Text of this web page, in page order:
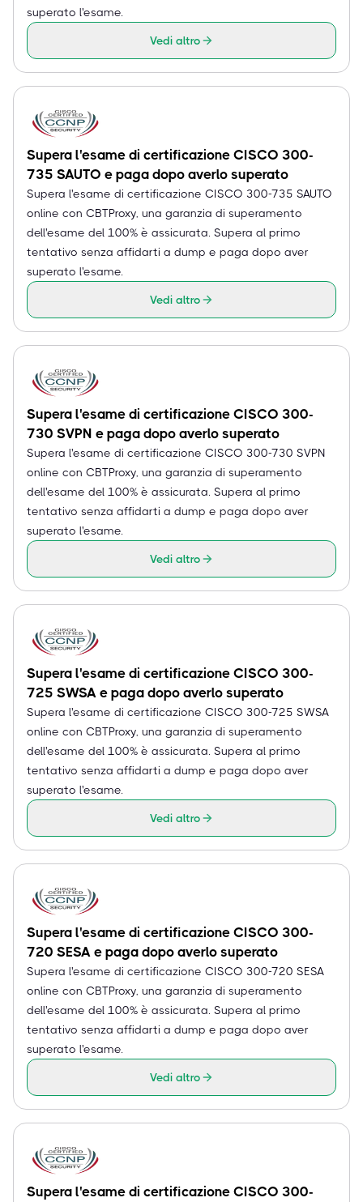
superato l'esame.
Vedi altro
Supera l'esame di certificazione CISCO 300-
735 SAUTO e paga dopo averlo superato
Supera l'esame di certificazione CISCO 300-735 SAUTO
online con CBTProxy, una garanzia di superamento
dell'esame del 100% è assicurata. Supera al primo
tentativo senza affidarti a dump e paga dopo aver
superato l'esame.
Vedi altro
Supera l'esame di certificazione CISCO 300-
730 SVPN e paga dopo averlo superato
Supera l'esame di certificazione CISCO 300-730 SVPN
online con CBTProxy, una garanzia di superamento
dell'esame del 100% è assicurata. Supera al primo
tentativo senza affidarti a dump e paga dopo aver
superato l'esame.
Vedi altro
Supera l'esame di certificazione CISCO 300-
725 SWSA e paga dopo averlo superato
Supera l'esame di certificazione CISCO 300-725 SWSA
online con CBTProxy, una garanzia di superamento
dell'esame del 100% è assicurata. Supera al primo
tentativo senza affidarti a dump e paga dopo aver
superato l'esame.
Vedi altro
Supera l'esame di certificazione CISCO 300-
720 SESA e paga dopo averlo superato
Supera l'esame di certificazione CISCO 300-720 SESA
online con CBTProxy, una garanzia di superamento
dell'esame del 100% è assicurata. Supera al primo
tentativo senza affidarti a dump e paga dopo aver
superato l'esame.
Vedi altro
Supera l'esame di certificazione CISCO 300-